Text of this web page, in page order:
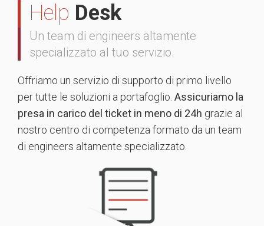
Help Desk
Un team di engineers altamente
specializzato al tuo servizio.
Offriamo un servizio di supporto di primo livello
per tutte le soluzioni a portafoglio. Assicuriamo la
presa in carico del ticket in meno di 24h grazie al
nostro centro di competenza formato da un team
di engineers altamente specializzato.